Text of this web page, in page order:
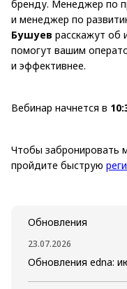
бренду. Менеджер по
и менеджер по
Бушуев расскажут об
помогут вашим
и эффективнее.
Вебинар начнется в
Чтобы забронировать
пройдите быструю
Обновления
23.07.2026
Обновления edna: